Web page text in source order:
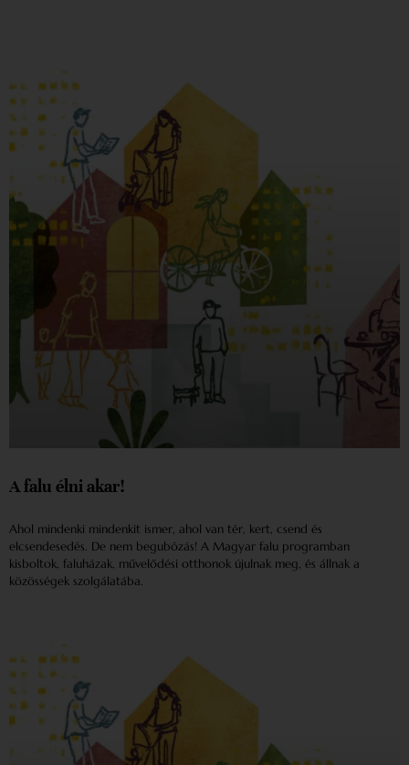
A falu élni akar!
Ahol mindenki mindenkit ismer, ahol van tér, kert, csend és
elcsendesedés. De nem begubózás! A Magyar falu programban
kisboltok, faluházak, művelődési otthonok újulnak meg, és állnak a
közösségek szolgálatába.